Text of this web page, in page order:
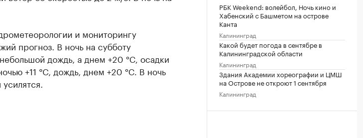
и мониторингу
прогноз. В ночь на субботу
дождь, а днем +20 °C, осадки
+11 °C, дождь, днем +20 °C. В ночь
РБК Weekend: волейбол, Ночь кино и
Хабенский с Башметом на острове
Канта
Калининград
Какой будет погода в сентябре в
Калининградской области
Калининград
Здания Академии хореографии и ЦМШ
на Острове не откроют 1 сентября
Калининград